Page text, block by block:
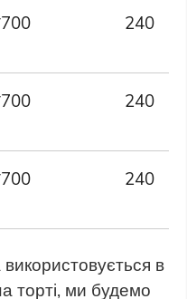
240
240
240
використовується в
торті, ми будемо